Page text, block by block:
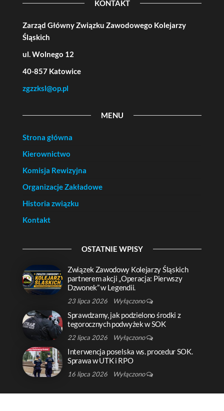
KONTAKT
Zarząd Główny Związku Zawodowego Kolejarzy
Śląskich
ul. Wolnego 12
40-857 Katowice
zgzzksl@op.pl
MENU
Strona główna
Kierownictwo
Komisja Rewizyjna
Organizacje Zakładowe
Historia związku
Kontakt
OSTATNIE WPISY
Związek Zawodowy Kolejarzy Śląskich
partnerem akcji „Operacja: Pierwszy
Dzwonek” w Legendii.
23 lipca 2026 Wyłączono
Sprawdzamy, jak podzielono środki z
tegorocznych podwyżek w SOK
22 lipca 2026 Wyłączono
Interwencja poselska ws. procedur SOK.
Sprawa w UTK i RPO
16 lipca 2026 Wyłączono